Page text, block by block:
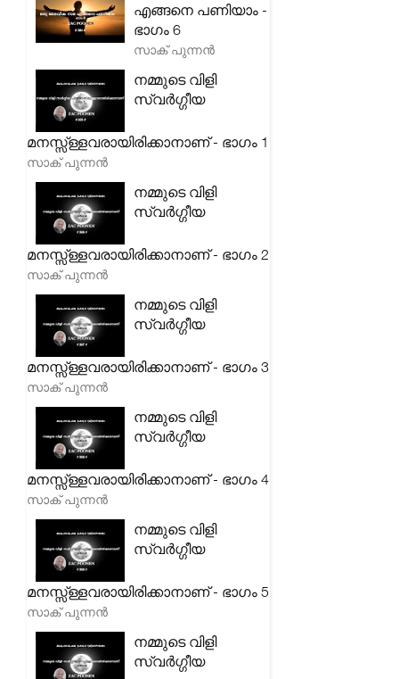
എങ്ങനെ പണിയാം -
ഭാഗം 6
സാക് പുന്നൻ
നമ്മുടെ വിളി
സ്വർഗ്ഗീയ
മനസ്സ്ള്ളവരായിരിക്കാനാണ് - ഭാഗം 1
സാക് പുന്നൻ
നമ്മുടെ വിളി
സ്വർഗ്ഗീയ
മനസ്സ്ള്ളവരായിരിക്കാനാണ് - ഭാഗം 2
സാക് പുന്നൻ
നമ്മുടെ വിളി
സ്വർഗ്ഗീയ
മനസ്സ്ള്ളവരായിരിക്കാനാണ് - ഭാഗം 3
സാക് പുന്നൻ
നമ്മുടെ വിളി
സ്വർഗ്ഗീയ
മനസ്സ്ള്ളവരായിരിക്കാനാണ് - ഭാഗം 4
സാക് പുന്നൻ
നമ്മുടെ വിളി
സ്വർഗ്ഗീയ
മനസ്സ്ള്ളവരായിരിക്കാനാണ് - ഭാഗം 5
സാക് പുന്നൻ
നമ്മുടെ വിളി
സ്വർഗ്ഗീയ